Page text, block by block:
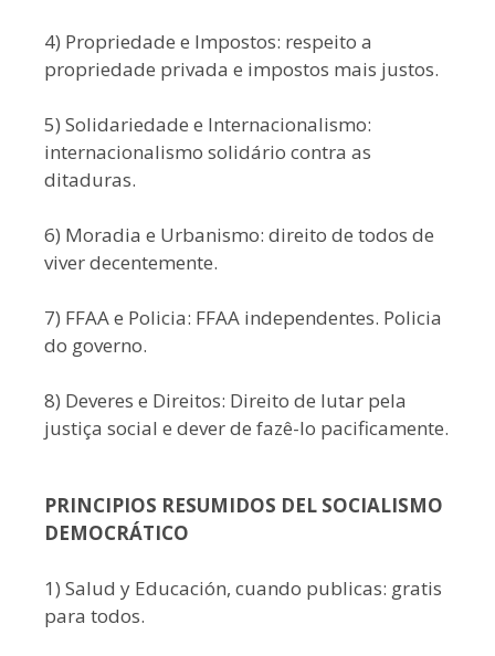
4) Propriedade e Impostos: respeito a
propriedade privada e impostos mais justos.
5) Solidariedade e Internacionalismo:
internacionalismo solidário contra as
ditaduras.
6) Moradia e Urbanismo: direito de todos de
viver decentemente.
7) FFAA e Policia: FFAA independentes. Policia
do governo.
8) Deveres e Direitos: Direito de lutar pela
justiça social e dever de fazê-lo pacificamente.
PRINCIPIOS RESUMIDOS DEL SOCIALISMO
DEMOCRÁTICO
1) Salud y Educación, cuando publicas: gratis
para todos.